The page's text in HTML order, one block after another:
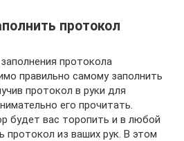
протокол
протокола
правильно самому заполнить
протокол в руки для
его прочитать.
будет вас торопить и в любой
из ваших рук. В этом